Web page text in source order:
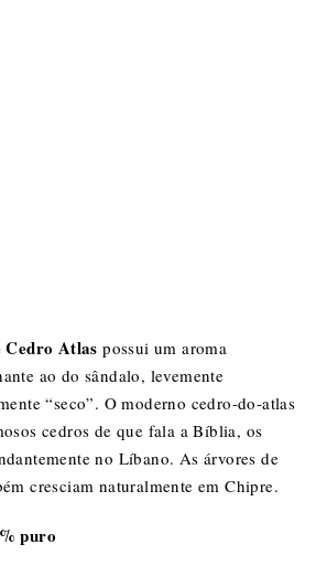
Cedro Atlas possui um aroma
ao do sândalo, levemente
“seco”. O moderno cedro-do-atlas
cedros de que fala a Bíblia, os
no Líbano. As árvores de
cresciam naturalmente em Chipre.
puro